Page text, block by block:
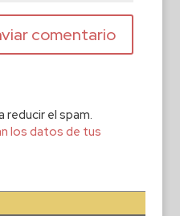
reducir el spam.
los datos de tus